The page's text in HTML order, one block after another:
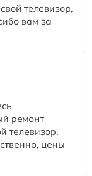
телевизор,
вам за
ремонт
телевизор.
цены